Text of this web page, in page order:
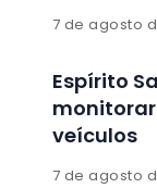
7 de agosto
Espírito
veículos
7 de agosto